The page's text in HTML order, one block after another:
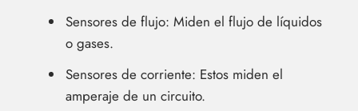
Sensores de flujo: Miden el flujo de líquidos
o gases.
Sensores de corriente: Estos miden el
amperaje de un circuito.